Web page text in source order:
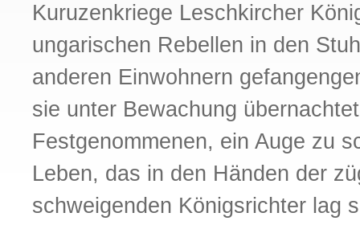
Kuruzenkriege Leschkircher
ungarischen Rebellen in den
anderen Einwohnern
sie unter Bewachung
Festgenommenen, ein Auge zu
Leben, das in den Händen der
schweigenden Königsrichter lag